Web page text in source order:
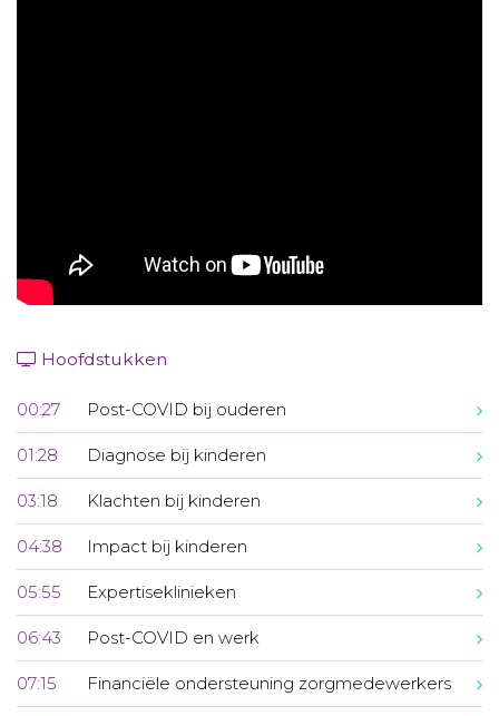
Hoofdstukken
00:27 Post-COVID bij ouderen
01:28 Diagnose bij kinderen
03:18 Klachten bij kinderen
04:38 Impact bij kinderen
05:55 Expertiseklinieken
06:43 Post-COVID en werk
07:15 Financiële ondersteuning zorgmedewerkers